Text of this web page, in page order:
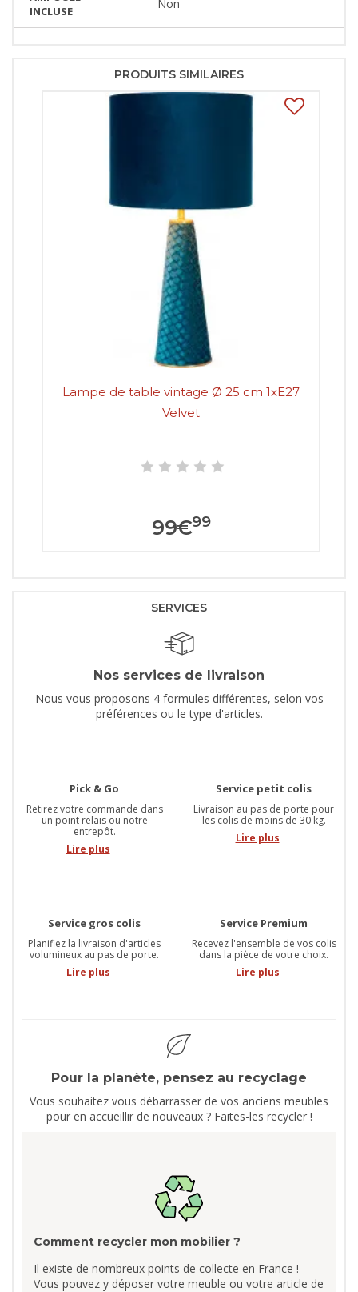
INCLUSE
Non
PRODUITS SIMILAIRES
Lampe de table vintage Ø 25 cm 1xE27
Velvet
99€99
SERVICES
Nos services de livraison
Nous vous proposons 4 formules différentes, selon vos
préférences ou le type d'articles.
Pick & Go
Retirez votre commande dans
un point relais ou notre
entrepôt.
Lire plus
Service petit colis
Livraison au pas de porte pour
les colis de moins de 30 kg.
Lire plus
Service gros colis
Planifiez la livraison d'articles
volumineux au pas de porte.
Lire plus
Service Premium
Recevez l'ensemble de vos colis
dans la pièce de votre choix.
Lire plus
Pour la planète, pensez au recyclage
Vous souhaitez vous débarrasser de vos anciens meubles
pour en accueillir de nouveaux ? Faites-les recycler !
Comment recycler mon mobilier ?
Il existe de nombreux points de collecte en France !
Vous pouvez y déposer votre meuble ou votre article de